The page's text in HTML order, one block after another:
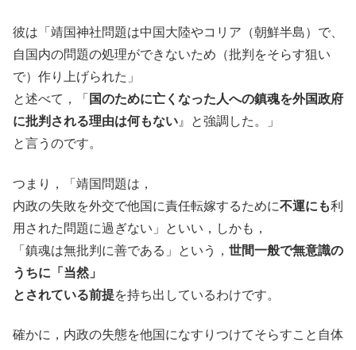
彼は「靖国神社問題は中国大陸やコリア（朝鮮半島）で、
自国内の問題の処理ができないため（批判をそらす狙い
で）作り上げられた」
と述べて，「 国のために亡くなった人への鎮魂を外国政府
に批判される理由は何もない 』と強調した。」
と言うのです。
つまり，「靖国問題は，
内政の失敗を外交で他国に責任転嫁するために不運にも利
用された問題に過ぎない」といい，しかも，
「鎮魂は無批判に善である」という， 世間一般で無意識の
うちに「当然」
とされている前提を持ち出しているわけです。
確かに，内政の失態を他国になすりつけてそらすこと自体